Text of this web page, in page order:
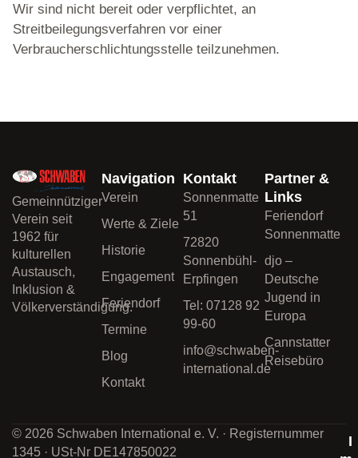
Wir sind nicht bereit oder verpflichtet, an
Streitbeilegungsverfahren vor einer
Verbraucherschlichtungsstelle teilzunehmen.
Gemeinnütziger
Verein seit
1962 für
kulturellen
Austausch,
Inklusion &
Völkerverständigung.
Navigation
Verein
Werte & Ziele
Historie
Engagement
Feriendorf
Termine
Blog
Kontakt
Kontakt
Sonnenmatte
51
72820
Sonnenbühl-
Erpfingen
Tel: 07128 92
99-60
info@schwaben-
international.de
Partner &
Links
Feriendorf
Sonnenmatte
djo –
Deutsche
Jugend in
Europa
Cannstatter
Reisebüro
© 2026 Schwaben International e. V. · Registernummer
1345 · USt-Nr DE147850022
I